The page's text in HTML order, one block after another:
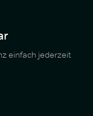
einfach jederzeit